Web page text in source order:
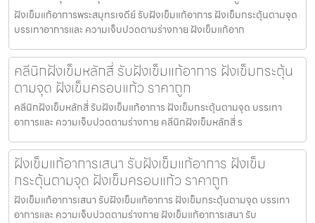
ฝังเข็มแก้อาการพระสมุทรเจดีย์ รับฝังเข็มแก้อาการ ฝังเข็มกระตุ้นตามจุด
บรรเทาอาการและ ความเจ็บปวดตามร่างกาย ฝังเข็มแก้อาก
คลีนิกฝังเข็มหลักสี่ รับฝังเข็มแก้อาการ ฝังเข็มกระตุ้น
ตามจุด ฝังเข็มครอบแก้ว ราคาถูก
คลีนิกฝังเข็มหลักสี่ รับฝังเข็มแก้อาการ ฝังเข็มกระตุ้นตามจุด บรรเทา
อาการและ ความเจ็บปวดตามร่างกาย คลีนิกฝังเข็มหลักสี่ ร
ฝังเข็มแก้อาการเสนา รับฝังเข็มแก้อาการ ฝังเข็ม
กระตุ้นตามจุด ฝังเข็มครอบแก้ว ราคาถูก
ฝังเข็มแก้อาการเสนา รับฝังเข็มแก้อาการ ฝังเข็มกระตุ้นตามจุด บรรเทา
อาการและ ความเจ็บปวดตามร่างกาย ฝังเข็มแก้อาการเสนา รับ